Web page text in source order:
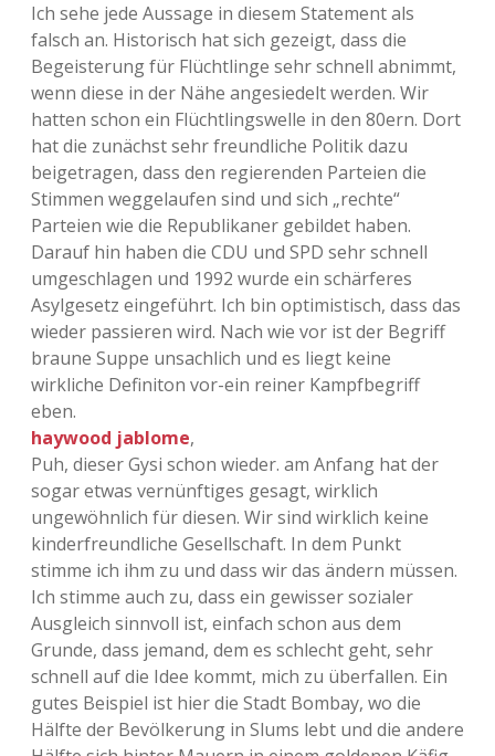
Ich sehe jede Aussage in diesem Statement als
falsch an. Historisch hat sich gezeigt, dass die
Begeisterung für Flüchtlinge sehr schnell abnimmt,
wenn diese in der Nähe angesiedelt werden. Wir
hatten schon ein Flüchtlingswelle in den 80ern. Dort
hat die zunächst sehr freundliche Politik dazu
beigetragen, dass den regierenden Parteien die
Stimmen weggelaufen sind und sich „rechte“
Parteien wie die Republikaner gebildet haben.
Darauf hin haben die CDU und SPD sehr schnell
umgeschlagen und 1992 wurde ein schärferes
Asylgesetz eingeführt. Ich bin optimistisch, dass das
wieder passieren wird. Nach wie vor ist der Begriff
braune Suppe unsachlich und es liegt keine
wirkliche Definiton vor-ein reiner Kampfbegriff
eben.
haywood jablome,
Puh, dieser Gysi schon wieder. am Anfang hat der
sogar etwas vernünftiges gesagt, wirklich
ungewöhnlich für diesen. Wir sind wirklich keine
kinderfreundliche Gesellschaft. In dem Punkt
stimme ich ihm zu und dass wir das ändern müssen.
Ich stimme auch zu, dass ein gewisser sozialer
Ausgleich sinnvoll ist, einfach schon aus dem
Grunde, dass jemand, dem es schlecht geht, sehr
schnell auf die Idee kommt, mich zu überfallen. Ein
gutes Beispiel ist hier die Stadt Bombay, wo die
Hälfte der Bevölkerung in Slums lebt und die andere